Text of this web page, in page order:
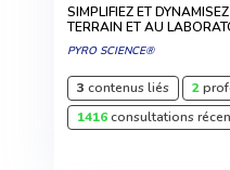
SIMPLIFIEZ ET
TERRAIN ET AU
PYRO SCIENCE®
3 contenus liés 2
1416consultations